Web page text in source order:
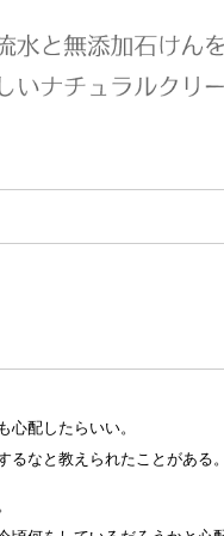
心配したらいい。
るなと教えられたことがある